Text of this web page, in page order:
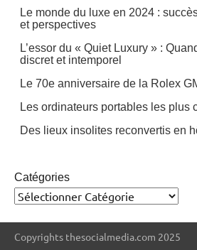
Le monde du luxe en 2024 :
et perspectives
L’essor du « Quiet Luxury » :
discret et intemporel
Le 70e anniversaire de la Rolex
Les ordinateurs portables les plus
Des lieux insolites reconvertis en
Catégories
Copyrights thesocialmedia.com 2025